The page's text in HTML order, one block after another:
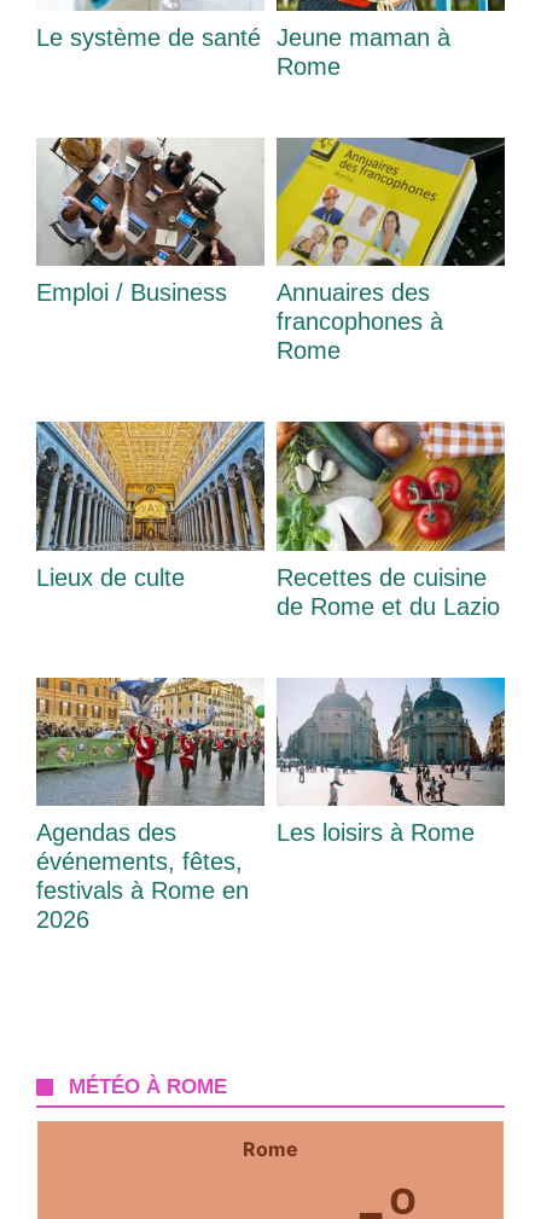
Le système de santé Jeune maman à
Rome
Emploi / Business
Annuaires des
francophones à
Rome
Lieux de culte
Recettes de cuisine
de Rome et du Lazio
Agendas des
événements, fêtes,
festivals à Rome en
2026
Les loisirs à Rome
MÉTÉO À ROME
Rome